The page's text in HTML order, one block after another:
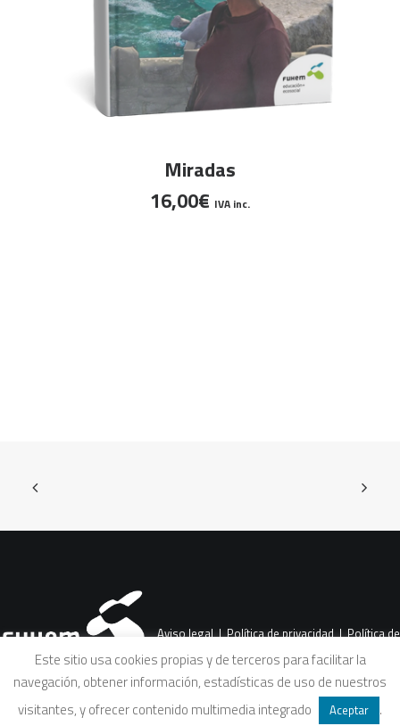
AÑADIR AL CARRITO
Miradas
16,00€ IVA inc.
Aviso legal|Política de privacidad|Política de
Este sitio usa cookies propias y de terceros para facilitar la
navegación, obtener información, estadísticas de uso de nuestros
visitantes, y ofrecer contenido multimedia integrado
Aceptar .